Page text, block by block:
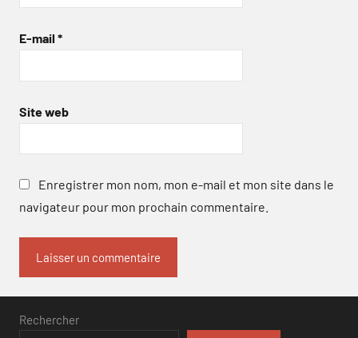
E-mail *
Site web
Enregistrer mon nom, mon e-mail et mon site dans le
navigateur pour mon prochain commentaire.
Rechercher